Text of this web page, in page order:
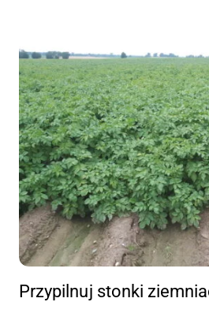
Przypilnuj stonki